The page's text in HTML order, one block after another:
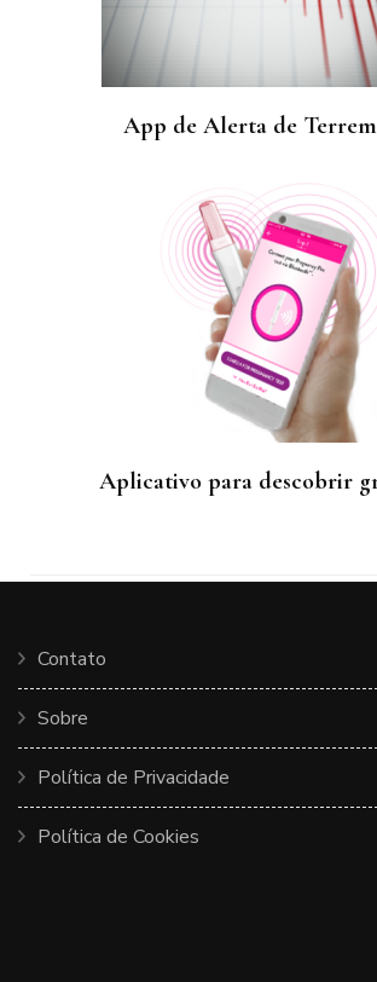
App de Alerta de
Aplicativo para descobrir
Contato
Sobre
Política de Privacidade
Política de Cookies